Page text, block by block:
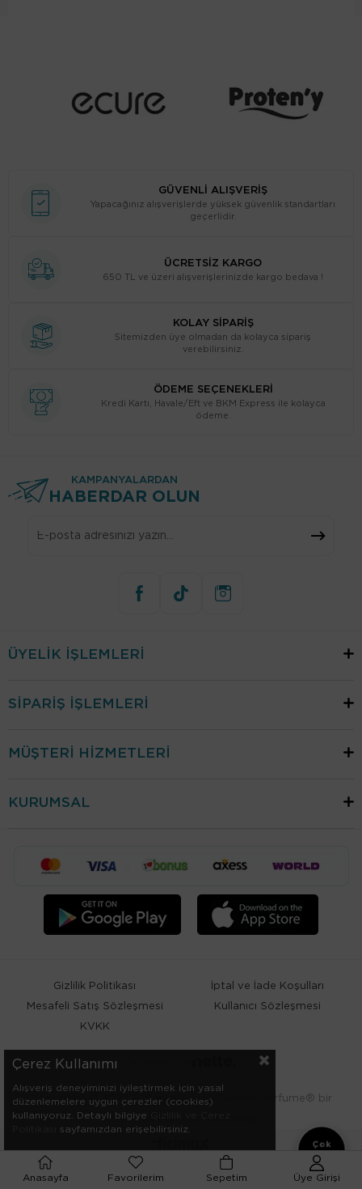
GÜVENLİ ALIŞVERİŞ
Yapacağınız alışverişlerde yüksek güvenlik standartları
geçerlidir.
ÜCRETSİZ KARGO
650 TL ve üzeri alışverişlerinizde kargo bedava !
KOLAY SİPARİŞ
Sitemizden üye olmadan da kolayca sipariş
verebilirsiniz.
ÖDEME SEÇENEKLERİ
Kredi Kartı, Havale/Eft ve BKM Express ile kolayca
ödeme.
KAMPANYALARDAN
HABERDAR OLUN
ÜYELİK İŞLEMLERİ
SİPARİŞ İŞLEMLERİ
MÜŞTERİ HİZMETLERİ
KURUMSAL
Gizlilik Politikası İptal ve İade Koşulları
Mesafeli Satış Sözleşmesi Kullanıcı Sözleşmesi
KVKK
Copyright © 2022. E-Sansiro.com. Sansiro Perfume® bir
Kozmetik Dünyası markasıdır.
Çerez Kullanımı
Alışveriş deneyiminizi iyileştirmek için yasal
düzenlemelere uygun çerezler (cookies)
kullanıyoruz. Detaylı bilgiye
sayfamızdan erişebilirsiniz.
Anasayfa Favorilerim Sepetim Üye Girişi
Çok
Satanlar